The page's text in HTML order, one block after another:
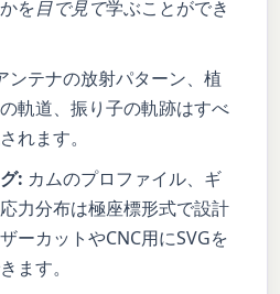
を目で見て学ぶことができ
ンテナの放射パターン、植
軌道、振り子の軌跡はすべ
れます。
: カムのプロファイル、ギ
力分布は極座標形式で設計
ーカットやCNC用にSVGを
ます。